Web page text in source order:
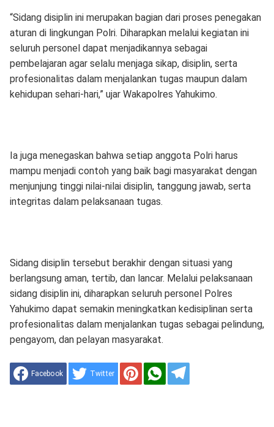
“Sidang disiplin ini merupakan bagian dari proses penegakan
aturan di lingkungan Polri. Diharapkan melalui kegiatan ini
seluruh personel dapat menjadikannya sebagai
pembelajaran agar selalu menjaga sikap, disiplin, serta
profesionalitas dalam menjalankan tugas maupun dalam
kehidupan sehari-hari,” ujar Wakapolres Yahukimo.
Ia juga menegaskan bahwa setiap anggota Polri harus
mampu menjadi contoh yang baik bagi masyarakat dengan
menjunjung tinggi nilai-nilai disiplin, tanggung jawab, serta
integritas dalam pelaksanaan tugas.
Sidang disiplin tersebut berakhir dengan situasi yang
berlangsung aman, tertib, dan lancar. Melalui pelaksanaan
sidang disiplin ini, diharapkan seluruh personel Polres
Yahukimo dapat semakin meningkatkan kedisiplinan serta
profesionalitas dalam menjalankan tugas sebagai pelindung,
pengayom, dan pelayan masyarakat.
Facebook Twitter